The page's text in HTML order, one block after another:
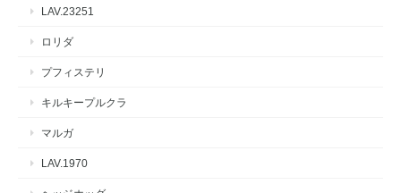
LAV.23251
ロリダ
プフィステリ
キルキープルクラ
マルガ
LAV.1970